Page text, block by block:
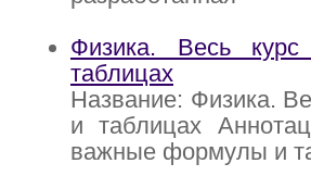
Физика. Весь
таблицах
Название: Физика.
и таблицах
важные формулы и